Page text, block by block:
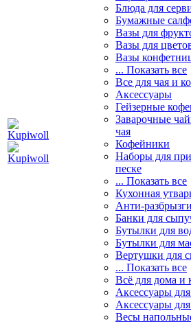
Блюда для
Бумажные
Вазы для
Вазы для
Вазы
... Показать все
Все для чая и
Аксессуары
Гейзерные
Заварочные
чая
Кофейники
Наборы для
песке
... Показать все
Кухонная
Анти-
Банки для
Бутылки для
Бутылки для
Вертушки для
... Показать все
Всё для дома и
Аксессуары
Аксессуары
Весы